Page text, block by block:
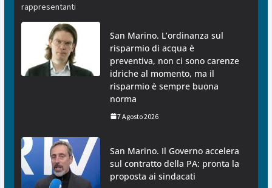
rappresentanti
San Marino. L’ordinanza sul
risparmio di acqua è
preventiva, non ci sono carenze
idriche al momento, ma il
risparmio è sempre buona
norma
7 Agosto 2026
San Marino. Il Governo accelera
sul contratto della PA: pronta la
proposta ai sindacati